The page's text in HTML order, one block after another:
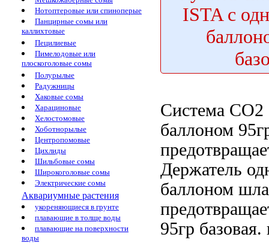
Нотоптеровые или спиноперые
Панцирные сомы или
каллихтовые
Пецилиевые
Пимелодовые или
плоскоголовые сомы
Полурылые
Радужницы
Хаковые сомы
Харациновые
Хелостомовые
Хоботнорылые
Центропомовые
Цихлиды
Шильбовые сомы
Широкоголовые сомы
Электрические сомы
Аквариумные растения
укореняющиеся в грунте
плавающие в толще воды
плавающие на поверхности
воды
ISTA с
Система СО2
баллоном
Держатель
баллоном
95гр базовая.